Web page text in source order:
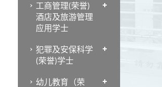
工商管理(荣誉)
酒店及旅游管理
应用学士
犯罪及安保科学
(荣誉)学士
幼儿教育（荣